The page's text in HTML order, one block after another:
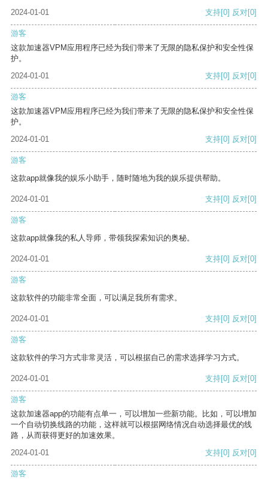
2024-01-01 支持[0] 反对[0]
游客
这款加速器VPM应用程序已经为我们带来了无限的隐私保护和安全性保
护。
2024-01-01
支持[0] 反对[0]
游客
这款加速器VPM应用程序已经为我们带来了无限的隐私保护和安全性保
护。
2024-01-01
支持[0] 反对[0]
游客
这款app就像我的娱乐小助手，随时随地为我的娱乐提供帮助。
2024-01-01 支持[0] 反对[0]
游客
这款app就像我的私人导师，带领我探索知识的奥秘。
2024-01-01 支持[0] 反对[0]
游客
这款软件的功能非常全面，可以满足我所有需求。
2024-01-01 支持[0] 反对[0]
游客
这款软件的学习方式非常灵活，可以根据自己的需求选择学习方式。
2024-01-01 支持[0] 反对[0]
游客
这款加速器app的功能有点单一，可以增加一些新功能。比如，可以增加
一个自动切换线路的功能，这样就可以根据网络情况自动选择最优的线
路，从而获得更好的加速效果。
2024-01-01
支持[0] 反对[0]
游客